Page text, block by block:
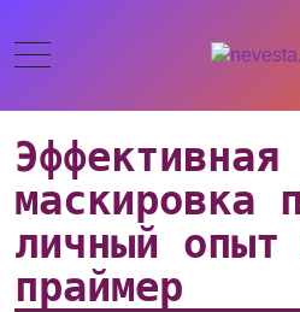
Эффективная
маскировка
личный
праймер